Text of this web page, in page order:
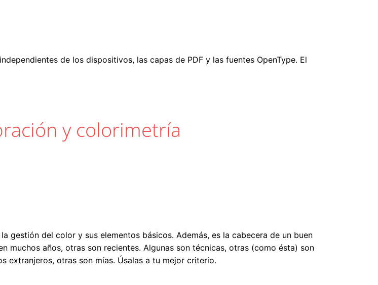
de los dispositivos, las capas de PDF y las fuentes OpenType. El
y colorimetría
gestión del color y sus elementos básicos. Además, es la cabecera de un buen
muchos años, otras son recientes. Algunas son técnicas, otras (como ésta) son
extranjeros, otras son mías. Úsalas a tu mejor criterio.